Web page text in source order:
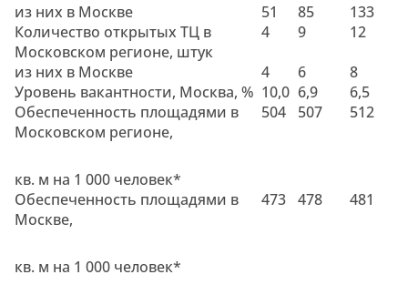
из них в Москве 51 85
133
Количество открытых ТЦ в
Московском регионе, штук
4 9
12
из них в Москве
4 6
8
Уровень вакантности, Москва, % 10,0 6,9
6,5
Обеспеченность площадями в
Московском регионе,
кв. м на 1 000 человек*
504 507 512
Обеспеченность площадями в
Москве,
кв. м на 1 000 человек*
473 478 481